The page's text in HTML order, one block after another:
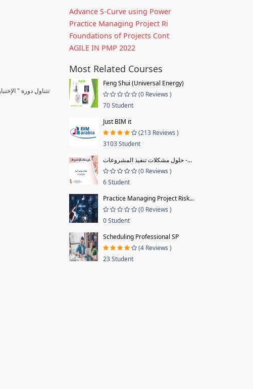
تتناول دورة "
Advance S-Curve using Power
Practice Managing Project Ri
Foundations of Projects Cont
AGILE IN PMP 2022
Most Related Courses
Feng Shui (Universal Energy)
(0 Reviews )
70 Student
Just BIM it
(213 Reviews )
3103 Student
حلول مشكلات تنفيذ المشروعات -...
(0 Reviews )
6 Student
Practice Managing Project Risk...
(0 Reviews )
0 Student
Scheduling Professional SP
(4 Reviews )
23 Student